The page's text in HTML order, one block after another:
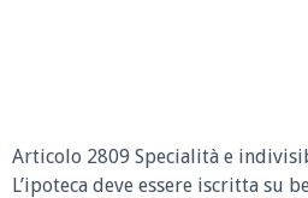
Articolo 2809 Specialità e
L’ipoteca deve essere iscritta su